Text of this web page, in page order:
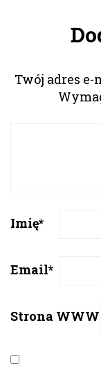
Twój adres
Imię*
Email*
Strona WWW